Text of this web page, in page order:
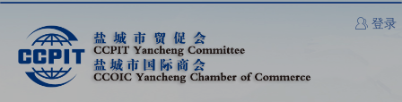
登录